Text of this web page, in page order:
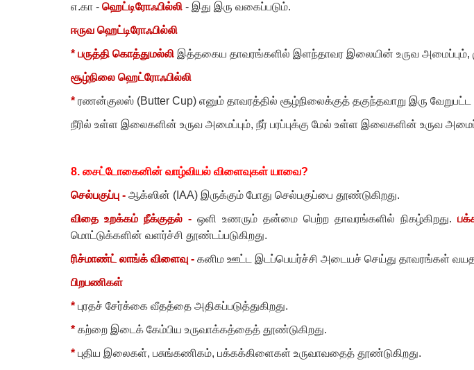
எ.கா - ஹெட்டிரோஃபில்லி - இது இரு வகைப்படும்.
ஈருவ ஹெட்டிரோஃபில்லி
* பருத்தி கொத்துமல்லி இத்தகைய தாவரங்களில் இளந்தாவர இலையின் உருவ அமைப்பும்,
சூழ்நிலை ஹெட்ரோஃபில்லி
* ரணன்குலஸ் (Butter Cup) எனும் தாவரத்தில் சூழ்நிலைக்குத் தகுந்தவாறு இரு
நீரில் உள்ள இலைகளின் உருவ அமைப்பும், நீர் பரப்புக்கு மேல் உள்ள இலைகளின் உருவ
8. சைட்டோகைனின் வாழ்வியல் விளைவுகள் யாவை?
செல்பகுப்பு - ஆக்ஸின் ( IAA) இருக்கும் போது செல்பகுப்பை தூண்டுகிறது.
விதை உறக்கம் நீக்குதல் - ஒளி உணரும் தன்மை பெற்ற தாவரங்களில் நிகழ்கிறது.
மொட்டுக்களின் வளர்ச்சி தூண்டப்படுகிறது.
ரிச்மாண்ட் லாங்க் விளைவு - கனிம ஊட்ட இடப்பெயர்ச்சி அடையச் செய்து தாவரங்கள்
பிறபணிகள்
* புரதச் சேர்க்கை வீதத்தை அதிகப்படுத்துகிறது.
* கற்றை இடைக் கேம்பிய உருவாக்கத்தைத் தூண்டுகிறது.
* புதிய இலைகள், பசுங்கணிகம், பக்கக்கிளைகள் உருவாவதைத் தூண்டுகிறது.